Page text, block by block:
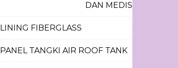
DAN MEDIS
LINING FIBERGLASS
PANEL TANGKI AIR ROOF TANK